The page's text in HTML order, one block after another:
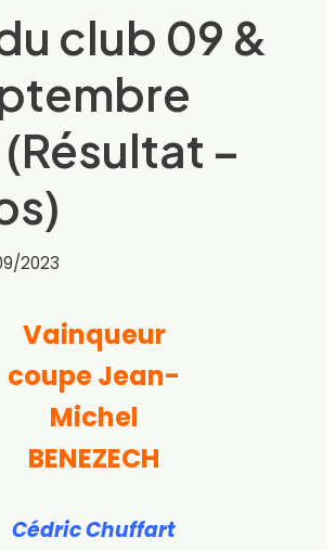
club 09 &
–
2023
Vainqueur
coupe Jean-
Michel
BENEZECH
CédricChuffart